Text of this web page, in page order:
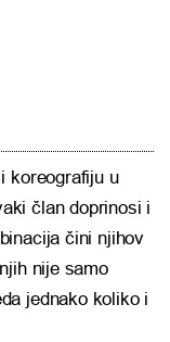
koreografiju u
član doprinosi i
čini njihov
nije samo
jednako koliko i